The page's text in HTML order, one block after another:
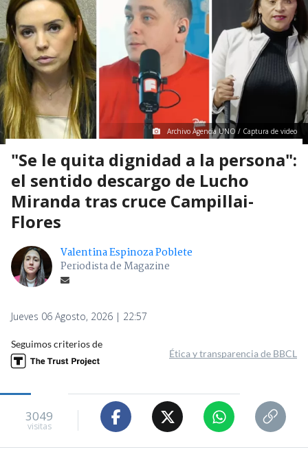
Archivo Agencia UNO / Captura de video
"Se le quita dignidad a la persona":
el sentido descargo de Lucho
Miranda tras cruce Campillai-
Flores
Valentina Espinoza Poblete
Periodista de Magazine
Jueves 06 Agosto, 2026 | 22:57
Seguimos criterios de
Ética y transparencia de BBCL
3049
visitas